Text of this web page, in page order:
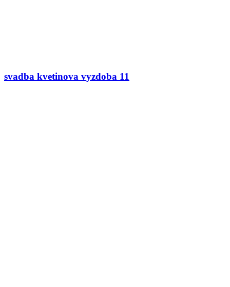
svadba kvetinova vyzdoba 11